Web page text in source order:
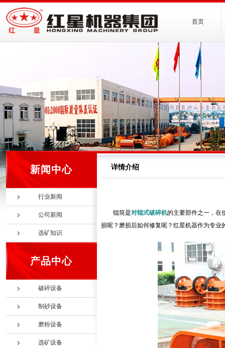
首页
新闻中心
行业新闻
公司新闻
选矿知识
产品中心
破碎设备
制砂设备
磨粉设备
选矿设备
详情介绍
辊筒是对辊式破碎机的主要部件之一，在
损呢？磨损后如何修复呢？红星机器作为专